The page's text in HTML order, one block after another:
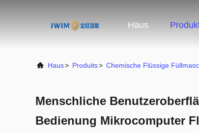
Haus
Haus> Produits> Chemische Flüssige
Menschliche
Bedienung Mikrocomputer